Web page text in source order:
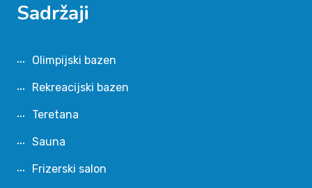
Sadržaji
Olimpijski bazen
Rekreacijski bazen
Teretana
Sauna
Frizerski salon